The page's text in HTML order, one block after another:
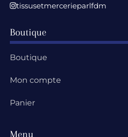
tissusetmercerieparlfdm
Boutique
Boutique
Mon compte
Panier
Menu